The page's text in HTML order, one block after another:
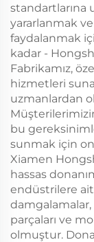
standartlarına
yararlanmak
faydalanmak
kadar -
Fabrikamız,
hizmetleri
uzmanlardan
bu
sunmak için
Xiamen
hassas
endüstrilere ait
parçaları ve
olmuştur.